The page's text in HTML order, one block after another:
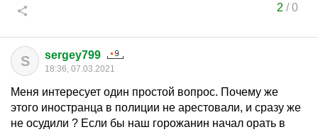
2 /0
S sergey799
18:36, 07.03.2021
Меня интересует один простой вопрос. Почему же
этого иностранца в полиции не арестовали, и сразу же
не осудили ? Если бы наш горожанин начал орать в